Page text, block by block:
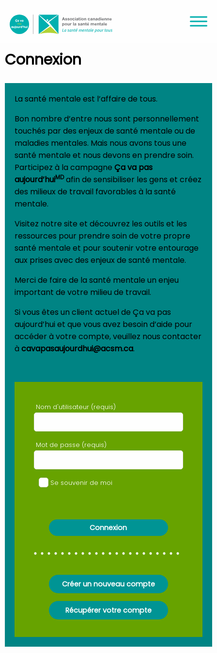
Connexion
La santé mentale est l’affaire de tous.
Bon nombre d’entre nous sont personnellement
touchés par des enjeux de santé mentale ou de
maladies mentales. Mais nous avons tous une
santé mentale et nous devons en prendre soin.
Participez à la campagne Ça va pas
aujourd’huiMDafin de sensibiliser les gens et créez
des milieux de travail favorables à la santé
mentale.
Visitez notre site et découvrez les outils et les
ressources pour prendre soin de votre propre
santé mentale et pour soutenir votre entourage
aux prises avec des enjeux de santé mentale.
Merci de faire de la santé mentale un enjeu
important de votre milieu de travail.
Si vous êtes un client actuel de Ça va pas
aujourd’hui et que vous avez besoin d’aide pour
accéder à votre compte, veuillez nous contacter
à cavapasaujourdhui@acsm.ca.
Nom d'utilisateur (requis)
Mot de passe (requis)
Se souvenir de moi
Créer un nouveau compte
Récupérer votre compte